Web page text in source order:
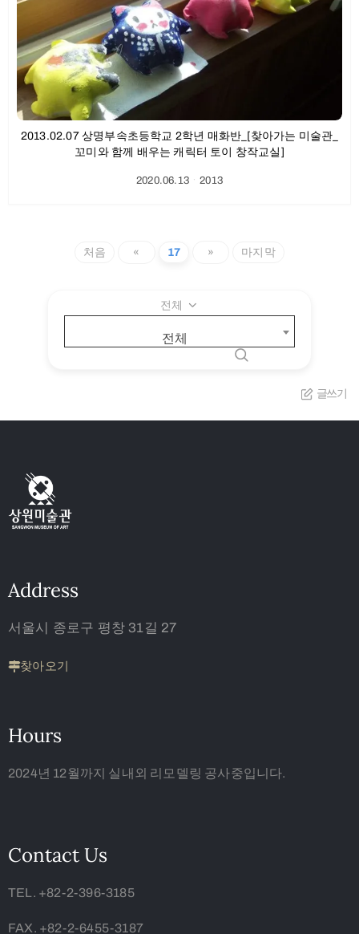
2013.02.07 상명부속초등학교 2학년 매화반_[찾아가는 미술관_
꼬미와 함께 배우는 캐릭터 토이 창작교실]
2020.06.13ㆍ2013
처음 « 17 » 마지막
전체
전체
글쓰기
Address
서울시 종로구 평창 31길 27
찾아오기
Hours
2024년 12월까지 실내외 리모델링 공사중입니다.
Contact Us
TEL. +82-2-396-3185
FAX. +82-2-6455-3187